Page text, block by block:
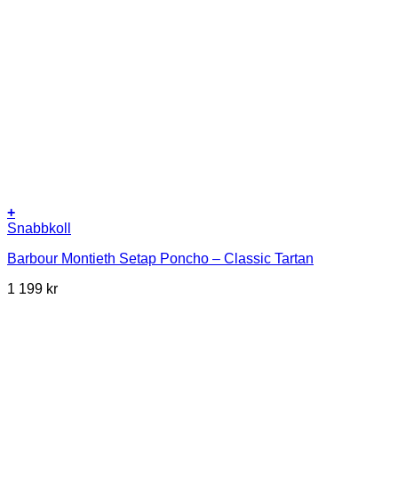
+
Snabbkoll
Barbour Montieth Setap Poncho – Classic Tartan
1 199 kr